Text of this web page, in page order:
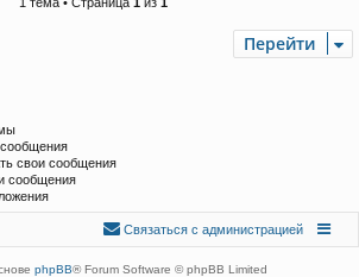
Перейти
свои сообщения
сообщения
Связаться с администрацией
phpBB® Forum Software © phpBB Limited